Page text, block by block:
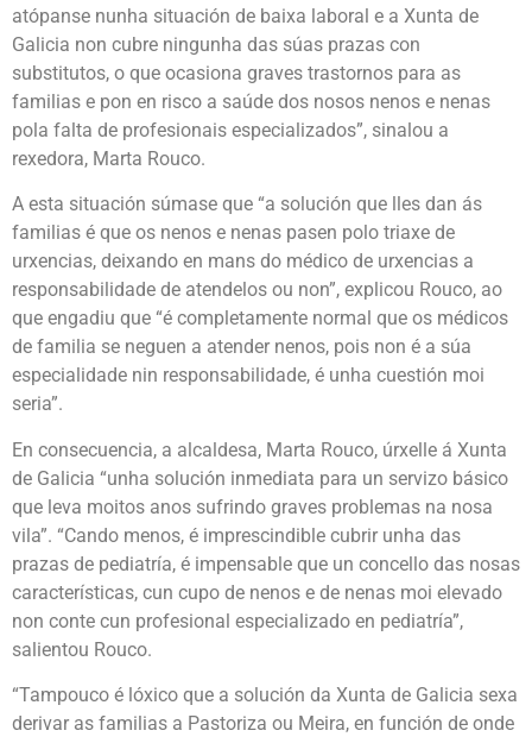
atópanse nunha situación de baixa laboral e a Xunta de
Galicia non cubre ningunha das súas prazas con
substitutos, o que ocasiona graves trastornos para as
familias e pon en risco a saúde dos nosos nenos e nenas
pola falta de profesionais especializados”, sinalou a
rexedora, Marta Rouco.
A esta situación súmase que “a solución que lles dan ás
familias é que os nenos e nenas pasen polo triaxe de
urxencias, deixando en mans do médico de urxencias a
responsabilidade de atendelos ou non”, explicou Rouco, ao
que engadiu que “é completamente normal que os médicos
de familia se neguen a atender nenos, pois non é a súa
especialidade nin responsabilidade, é unha cuestión moi
seria”.
En consecuencia, a alcaldesa, Marta Rouco, úrxelle á Xunta
de Galicia “unha solución inmediata para un servizo básico
que leva moitos anos sufrindo graves problemas na nosa
vila”. “Cando menos, é imprescindible cubrir unha das
prazas de pediatría, é impensable que un concello das nosas
características, cun cupo de nenos e de nenas moi elevado
non conte cun profesional especializado en pediatría”,
salientou Rouco.
“Tampouco é lóxico que a solución da Xunta de Galicia sexa
derivar as familias a Pastoriza ou Meira, en función de onde